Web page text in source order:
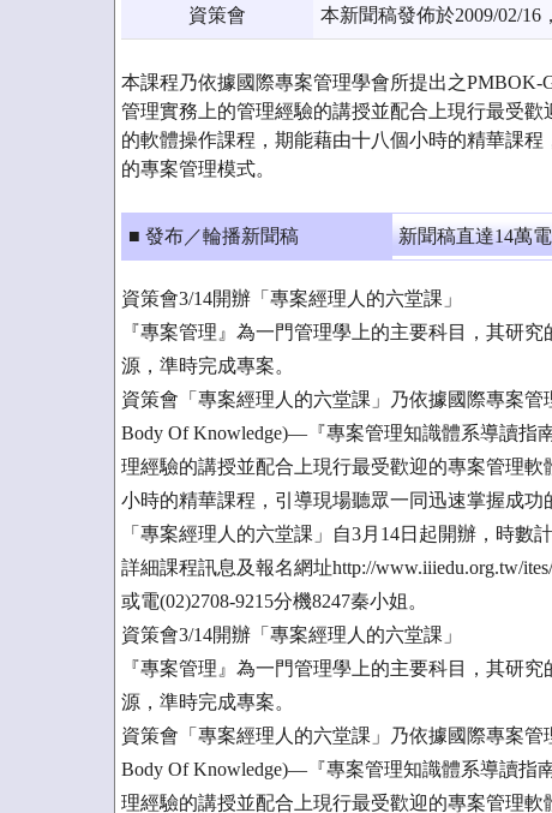
資策會 本新聞稿發佈於2009/02/
本課程乃依據國際專案管理學會所提出之PMBOK-
管理實務上的管理經驗的講授並配合上現行最受歡
的軟體操作課程，期能藉由十八個小時的精華課
的專案管理模式。
■ 發布／輪播新聞稿 新聞稿直達14萬
資策會3/14開辦「專案經理人的六堂課」
『專案管理』為一門管理學上的主要科目，其研
源，準時完成專案。
資策會「專案經理人的六堂課」乃依據國際專案管
Body Of Knowledge)—『專案管理知識體系導讀指
理經驗的講授並配合上現行最受歡迎的專案管理軟
小時的精華課程，引導現場聽眾一同迅速掌握成功
「專案經理人的六堂課」自3月14日起開辦，時數
詳細課程訊息及報名網址http://www.iiiedu.org.tw/
或電(02)2708-9215分機8247秦小姐。
資策會3/14開辦「專案經理人的六堂課」
『專案管理』為一門管理學上的主要科目，其研
源，準時完成專案。
資策會「專案經理人的六堂課」乃依據國際專案管
Body Of Knowledge)—『專案管理知識體系導讀指
理經驗的講授並配合上現行最受歡迎的專案管理軟